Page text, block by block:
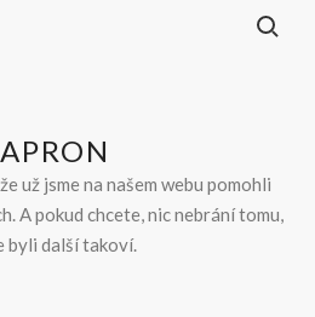
už jsme na našem webu pomohli
A pokud chcete, nic nebrání tomu,
byli další takoví.